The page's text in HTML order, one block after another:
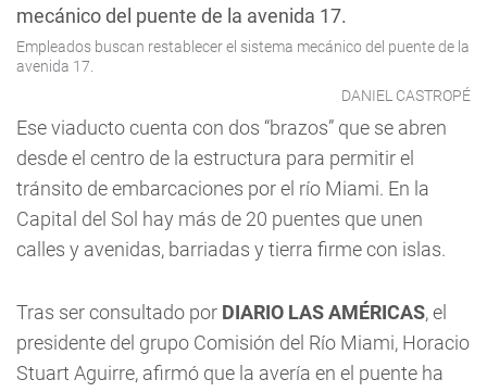
Empleados buscan restablecer el sistema mecánico del puente de la
avenida 17.
DANIEL CASTROPÉ
Ese viaducto cuenta con dos “brazos” que se abren
desde el centro de la estructura para permitir el
tránsito de embarcaciones por el río Miami. En la
Capital del Sol hay más de 20 puentes que unen
calles y avenidas, barriadas y tierra firme con islas.
Tras ser consultado por DIARIO LAS AMÉRICAS, el
presidente del grupo Comisión del Río Miami, Horacio
Stuart Aguirre, afirmó que la avería en el puente ha